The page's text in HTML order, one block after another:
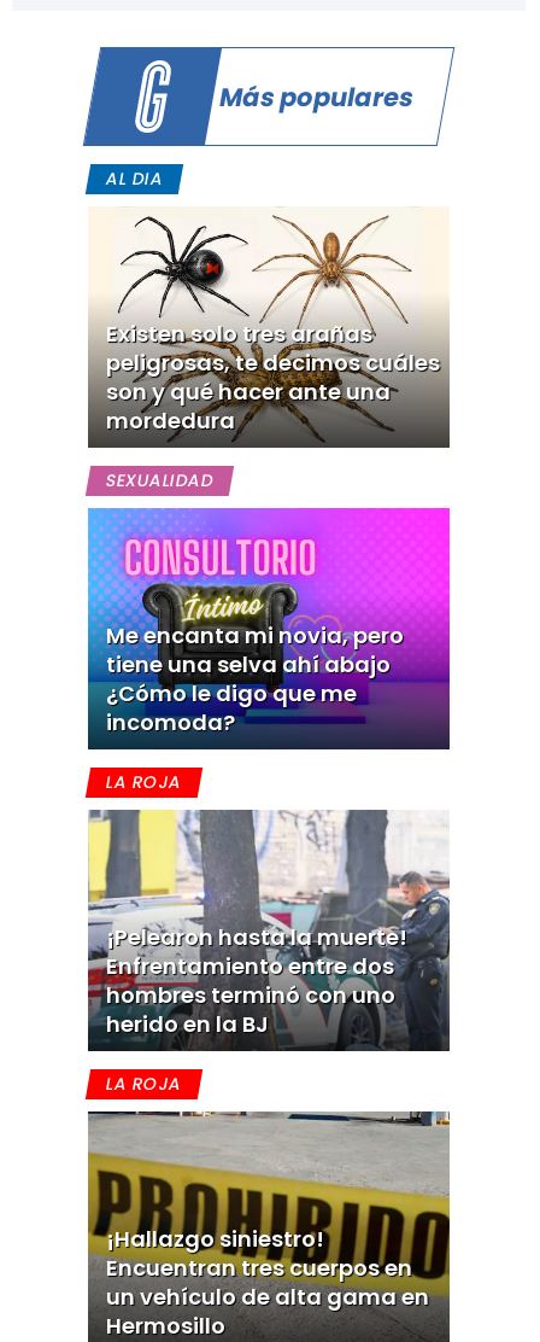
Más populares
AL DIA
Existen solo tres arañas
peligrosas, te decimos cuáles
son y qué hacer ante una
mordedura
SEXUALIDAD
Me encanta mi novia, pero
tiene una selva ahí abajo
¿Cómo le digo que me
incomoda?
LA ROJA
¡Pelearon hasta la muerte!
Enfrentamiento entre dos
hombres terminó con uno
herido en la BJ
LA ROJA
¡Hallazgo siniestro!
Encuentran tres cuerpos en
un vehículo de alta gama en
Hermosillo